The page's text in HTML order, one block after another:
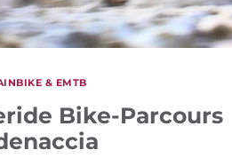
& EMTB
Bike-Parcours